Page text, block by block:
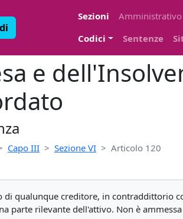
Sezioni
Amministrativo
Codici
Sentenze
e
Capo III Sezione VI Articolo 120
qualunque creditore, in contraddittorio
parte rilevante dell'attivo. Non è